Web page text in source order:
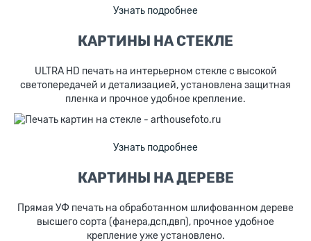
Узнать подробнее
КАРТИНЫ НА СТЕКЛЕ
ULTRA HD печать на интерьерном стекле с высокой
светопередачей и детализацией, установлена защитная
пленка и прочное удобное крепление.
Узнать подробнее
КАРТИНЫ НА ДЕРЕВЕ
Прямая УФ печать на обработанном шлифованном дереве
высшего сорта (фанера,дсп,двп), прочное удобное
крепление уже установлено.